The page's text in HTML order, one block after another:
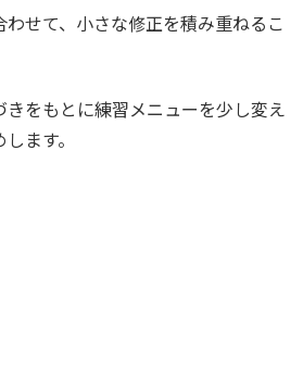
せて、小さな修正を積み重ねるこ
をもとに練習メニューを少し変え
ます。